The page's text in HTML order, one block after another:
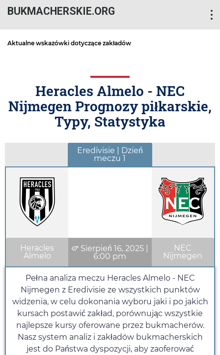
BUKMACHERSKIE.ORG
Aktualne wskazówki dotyczące zakładów
Heracles Almelo - NEC
Nijmegen Prognozy piłkarskie,
Typy, Statystyka
Eredivisie | Dzień
meczu 1
Heracles
Almelo
Sierpień 16, 2025
6:00 pm
NEC
Nijmegen
Pełna analiza meczu Heracles Almelo - NEC
Nijmegen z Eredivisie ze wszystkich punktów
widzenia, w celu dokonania wyboru jaki i po jakich
kursach postawić zakład, porównując wszystkie
najlepsze kursy oferowane przez bukmacherów.
Nasz system analiz i zakładów bukmacherskich
jest do Państwa dyspozycji, aby zaoferować